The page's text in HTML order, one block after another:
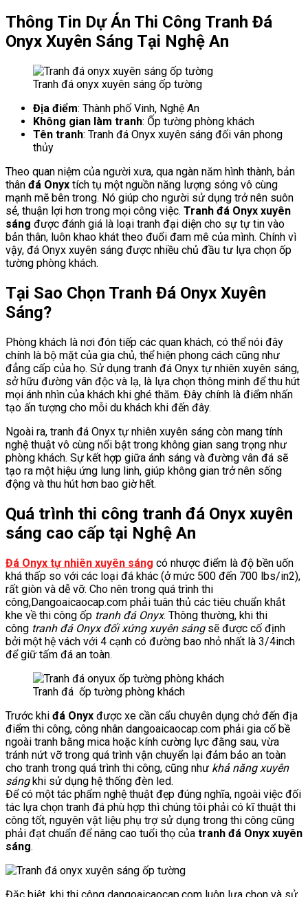
Thông Tin Dự Án Thi Công Tranh Đá
Onyx Xuyên Sáng Tại Nghệ An
Tranh đá onyx xuyên sáng ốp tường
Địa điểm: Thành phố Vinh, Nghệ An
Không gian làm tranh: Ốp tường phòng khách
Tên tranh: Tranh đá Onyx xuyên sáng đối vân phong
thủy
Theo quan niệm của người xưa, qua ngàn năm hình thành, bản
thân đá Onyx tích tụ một nguồn năng lượng sóng vô cùng
mạnh mẽ bên trong. Nó giúp cho người sử dụng trở nên suôn
sẻ, thuận lợi hơn trong mọi công việc. Tranh đá Onyx xuyên
sáng được đánh giá là loại tranh đại diện cho sự tự tin vào
bản thân, luôn khao khát theo đuổi đam mê của mình. Chính vì
vậy, đá Onyx xuyên sáng được nhiều chủ đầu tư lựa chọn ốp
tường phòng khách.
Tại Sao Chọn Tranh Đá Onyx Xuyên
Sáng?
Phòng khách là nơi đón tiếp các quan khách, có thể nói đây
chính là bộ mặt của gia chủ, thể hiện phong cách cũng như
đẳng cấp của họ. Sử dụng tranh đá Onyx tự nhiên xuyên sáng,
sở hữu đường vân độc và lạ, là lựa chọn thông minh để thu hút
mọi ánh nhìn của khách khi ghé thăm. Đây chính là điểm nhấn
tạo ấn tượng cho mỗi du khách khi đến đây.
Ngoài ra, tranh đá Onyx tự nhiên xuyên sáng còn mang tính
nghệ thuật vô cùng nổi bật trong không gian sang trọng như
phòng khách. Sự kết hợp giữa ánh sáng và đường vân đá sẽ
tạo ra một hiệu ứng lung linh, giúp không gian trở nên sống
động và thu hút hơn bao giờ hết.
Quá trình thi công tranh đá Onyx xuyên
sáng cao cấp tại Nghệ An
Đá Onyx tự nhiên xuyên sáng có nhược điểm là độ bền uốn
khá thấp so với các loại đá khác (ở mức 500 đến 700 lbs/in2),
rất giòn và dễ vỡ. Cho nên trong quá trình thi
công,Dangoaicaocap.com phải tuân thủ các tiêu chuẩn khắt
khe về thi công ốp tranh đá Onyx. Thông thường, khi thi
công tranh đá Onyx đối xứng xuyên sángsẽ được cố định
bởi một hệ vách với 4 cạnh có đường bao nhỏ nhất là 3/4inch
để giữ tấm đá an toàn.
Tranh đá ốp tường phòng khách
Trước khi đá Onyx được xe cần cẩu chuyên dụng chở đến địa
điểm thi công, công nhân dangoaicaocap.com phải gia cố bề
ngoài tranh bằng mica hoặc kính cường lực đằng sau, vừa
tránh nứt vỡ trong quá trình vận chuyển lại đảm bảo an toàn
cho tranh trong quá trình thi công, cũng như khả năng xuyên
sángkhi sử dụng hệ thống đèn led.
Để có một tác phẩm nghệ thuật đẹp đúng nghĩa, ngoài việc đối
tác lựa chọn tranh đá phù hợp thì chúng tôi phải có kĩ thuật thi
công tốt, nguyên vật liệu phụ trợ sử dụng trong thi công cũng
phải đạt chuẩn để nâng cao tuổi thọ của tranh đá Onyx xuyên
sáng.